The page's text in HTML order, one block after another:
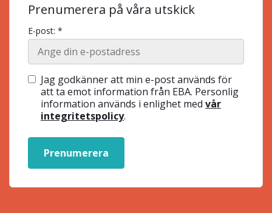
Prenumerera på våra utskick
E-post: *
Jag godkänner att min e-post används för
att ta emot information från EBA. Personlig
information används i enlighet med vår
integritetspolicy.
Prenumerera